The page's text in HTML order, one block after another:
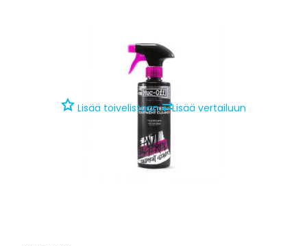
Lisää toivelistaan⇄Lisää vertailuun